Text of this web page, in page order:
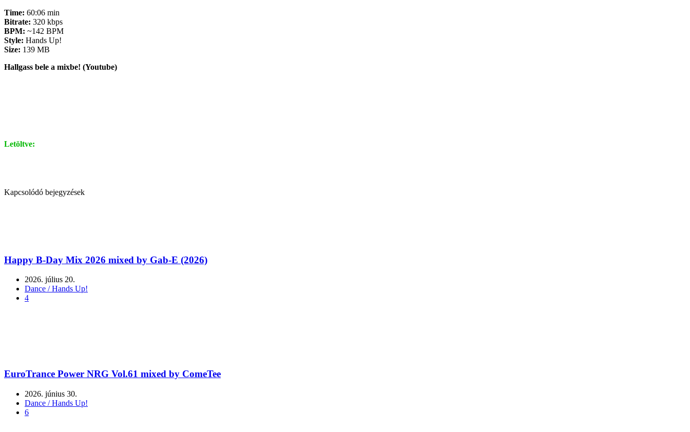
Time: 60:06 min
Bitrate: 320 kbps
BPM: ~142 BPM
Style: Hands Up!
Size: 139 MB
Hallgass bele a mixbe! (Youtube)
Letöltve:
Kapcsolódó bejegyzések
Happy B-Day Mix 2026 mixed by Gab-E (2026)
2026. július 20.
Dance / Hands Up!
4
EuroTrance Power NRG Vol.61 mixed by ComeTee
2026. június 30.
Dance / Hands Up!
6